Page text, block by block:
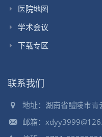
医院地图
学术会议
下载专区
联系我们
地址：湖南省醴陵市青
邮箱：